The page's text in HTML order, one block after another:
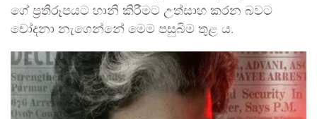
ගේ ප්‍රතිරූපයට හානි කිරීමට උත්සාහ කරන බවට
චෝදනා නැගෙන්නේ මෙම පසුබිම තුළ ය.